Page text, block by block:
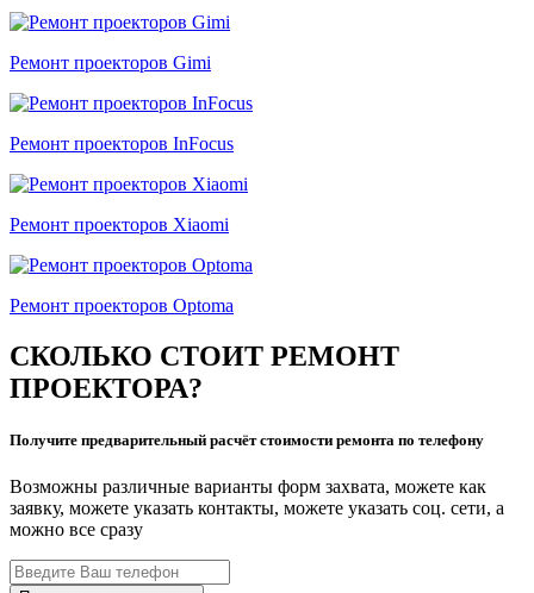
Ремонт проекторов Gimi
Ремонт проекторов InFocus
Ремонт проекторов Xiaomi
Ремонт проекторов Optoma
СКОЛЬКО СТОИТ РЕМОНТ
ПРОЕКТОРА?
Получите предварительный расчёт стоимости ремонта по телефону
Возможны различные варианты форм захвата, можете как
заявку, можете указать контакты, можете указать соц. сети, а
можно все сразу